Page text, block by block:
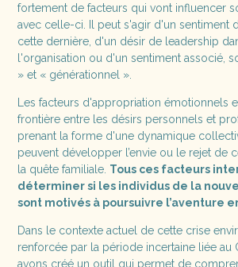
fortement de facteurs qui vont influencer
avec celle-ci. Il peut s'agir d'un sentiment
cette dernière, d'un désir de leadership
l'organisation ou d'un sentiment associé,
» et « générationnel ».
Les facteurs d'appropriation émotionnels
frontière entre les désirs personnels et
prenant la forme d'une dynamique
peuvent développer l’envie ou le rejet de
la quête familiale. Tous ces facteurs
déterminer si les individus de la
sont motivés à poursuivre l’aventure
Dans le contexte actuel de cette crise
renforcée par la période incertaine liée au
avons créé un outil qui permet de